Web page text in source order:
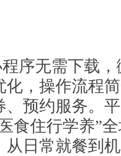
无需下载，
化，操作流程
、预约服务。
食住行学养”
从日常就餐到